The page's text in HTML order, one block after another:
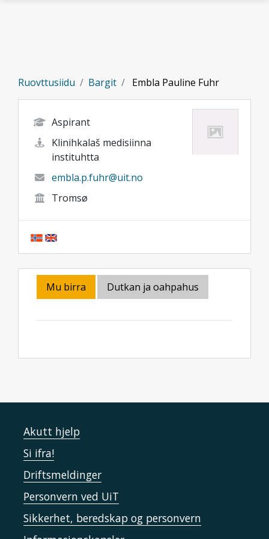
Ruovttusiidu Bargit Embla Pauline Fuhr
Aspirant
Klinihkalaš medisiinna
instituhtta
embla.p.fuhr@uit.no
Tromsø
Mu birra Dutkan ja oahpahus
Akutt hjelp
Si ifra!
Driftsmeldinger
Personvern ved UiT
Sikkerhet, beredskap og personvern